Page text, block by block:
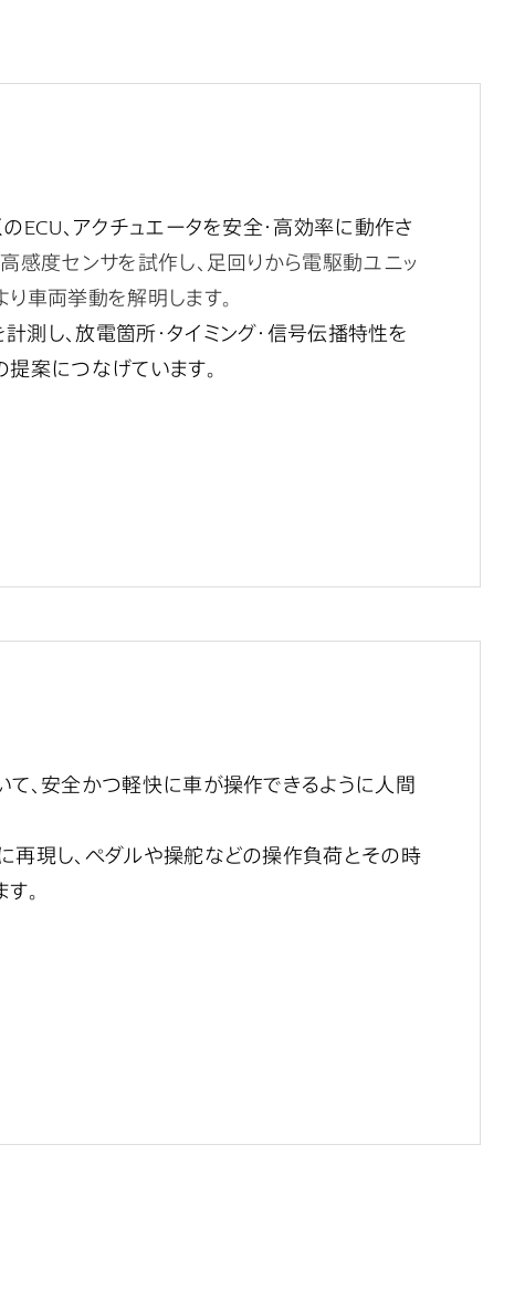
ECU、アクチュエータを安全・高効率に動作さ
感度センサを試作し、足回りから電駆動ユニッ
車両挙動を解明します。
し、放電箇所・タイミング・信号伝播特性を
案につなげています。
て、安全かつ軽快に車が操作できるように人間
再現し、ペダルや操舵などの操作負荷とその時
。